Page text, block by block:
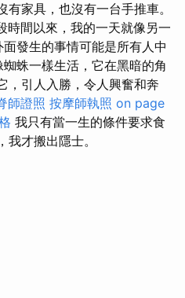
家具，也沒有一台手推車。
時間以來，我的一天就像另一
發生的事情可能是所有人中
蜘蛛一樣生活，它在黑暗的角
，引人入勝，令人興奮和奔
師證照 按摩師執照 on page
我只有當一生的條件要求食
才搬出隱士。